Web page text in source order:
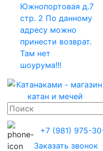
Южнопортовая д.7
стр. 2 По данному
адресу можно
принести возврат.
Там нет
шоурума!!!
+7 (981) 975-
Заказать звонок